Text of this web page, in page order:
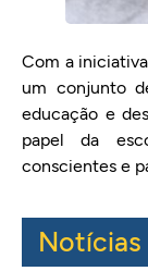
Com a
um conjunto
educação e
papel da
conscientes e
Notícias